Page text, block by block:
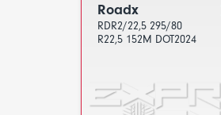
Roadx
RDR2/22,5 295/80
R22,5 152M DOT2024